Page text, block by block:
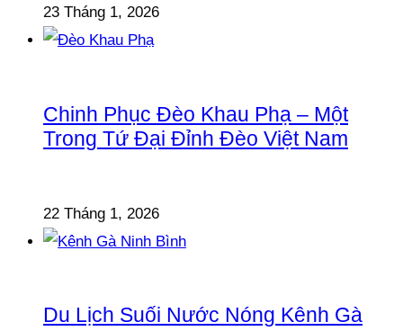
23 Tháng 1, 2026
Chinh Phục Đèo Khau Phạ – Một
Trong Tứ Đại Đỉnh Đèo Việt Nam
22 Tháng 1, 2026
Du Lịch Suối Nước Nóng Kênh Gà